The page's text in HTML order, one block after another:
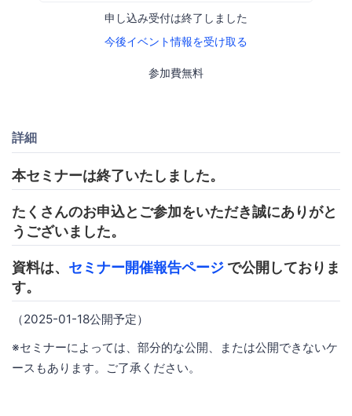
申し込み受付は終了しました
今後イベント情報を受け取る
参加費無料
詳細
本セミナーは終了いたしました。
たくさんのお申込とご参加をいただき誠にありがと
うございました。
資料は、 セミナー開催報告ページ で公開しておりま
す。
（2025-01-18公開予定）
※セミナーによっては、部分的な公開、または公開できないケ
ースもあります。ご了承ください。